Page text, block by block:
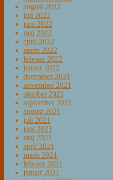
august 2022
juli 2022
juni 2022
maj 2022
april 2022
marts 2022
februar 2022
januar 2022
december 2021
november 2021
oktober 2021
september 2021
august 2021
juli 2021
juni 2021
maj 2021
april 2021
marts 2021
februar 2021
januar 2021